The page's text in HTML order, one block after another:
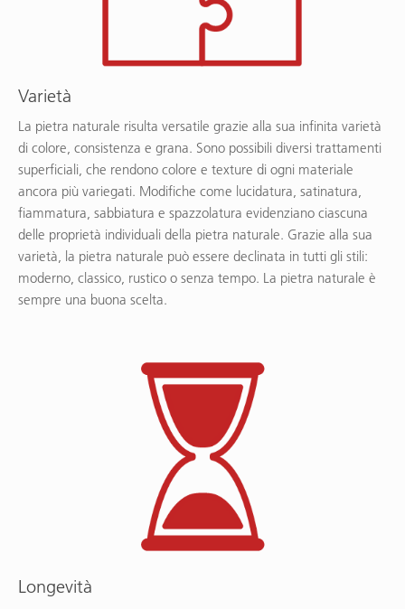
Varietà
La pietra naturale risulta versatile grazie alla sua infinita varietà
di colore, consistenza e grana. Sono possibili diversi trattamenti
superficiali, che rendono colore e texture di ogni materiale
ancora più variegati. Modifiche come lucidatura, satinatura,
fiammatura, sabbiatura e spazzolatura evidenziano ciascuna
delle proprietà individuali della pietra naturale. Grazie alla sua
varietà, la pietra naturale può essere declinata in tutti gli stili:
moderno, classico, rustico o senza tempo. La pietra naturale è
sempre una buona scelta.
Longevità